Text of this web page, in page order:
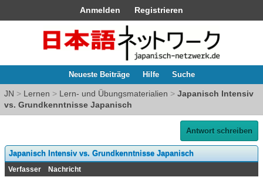
Anmelden Registrieren
Neueste Beiträge Hilfe Suche
JN > Lernen > Lern- und Übungsmaterialien > Japanisch Intensiv
vs. Grundkenntnisse Japanisch
Antwort schreiben
Japanisch Intensiv vs. Grundkenntnisse Japanisch
Verfasser Nachricht